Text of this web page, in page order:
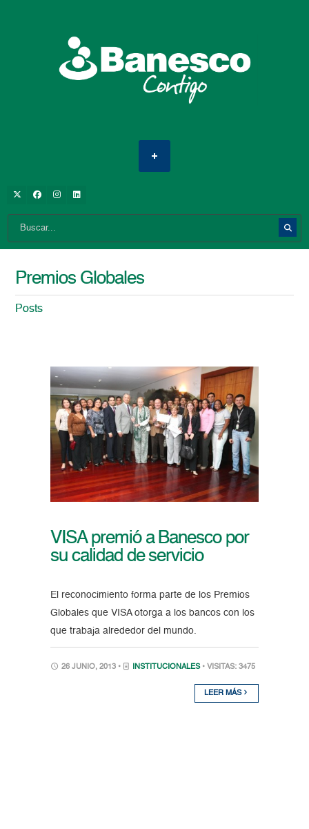
Premios Globales
Posts
VISA premió a Banesco por
su calidad de servicio
El reconocimiento forma parte de los Premios
Globales que VISA otorga a los bancos con los
que trabaja alrededor del mundo.
26 JUNIO, 2013 • INSTITUCIONALES • VISITAS: 3475
LEER MÁS